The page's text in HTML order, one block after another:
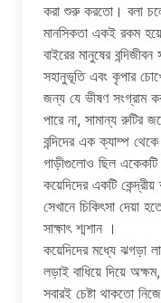
করা শুরু করতাে। বলা
মানসিকতা একই রকম
বাইরের মানুষের
সহানুভূতি এবং কৃপার
জন্য যে ভীষণ সংগ্রাম
পারে না, সামান্য রুটির
বন্দিদের এক ক্যাম্প
গাড়ীগুলােও ছিল
কয়েদিদের একটি
সেখানে চিকিৎসা দেয়া
সাক্ষাৎ শ্মশান ।
কয়েদিদের মধ্যে ঝগড়া
লড়াই বাধিয়ে দিয়ে
সবারই চেষ্টা থাকতাে